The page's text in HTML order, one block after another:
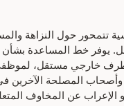
تتمحور حول النزاهة
يوفر خط المساعدة بشأن
طرف خارجي مستقل،
وأصحاب المصلحة الآخرين
الإعراب عن المخاوف